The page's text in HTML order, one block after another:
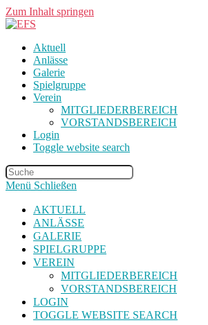
Zum Inhalt springen
Aktuell
Anlässe
Galerie
Spielgruppe
Verein
MITGLIEDERBEREICH
VORSTANDSBEREICH
Login
Toggle website search
Menü Schließen
AKTUELL
ANLÄSSE
GALERIE
SPIELGRUPPE
VEREIN
MITGLIEDERBEREICH
VORSTANDSBEREICH
LOGIN
TOGGLE WEBSITE SEARCH